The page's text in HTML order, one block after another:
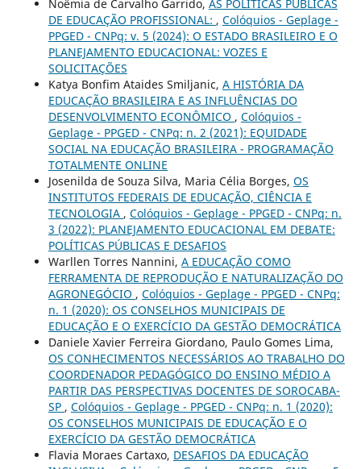
Noêmia de Carvalho Garrido, AS POLÍTICAS PÚBLICAS
DE EDUCAÇÃO PROFISSIONAL: , Colóquios - Geplage -
PPGED - CNPq: v. 5 (2024): O ESTADO BRASILEIRO E O
PLANEJAMENTO EDUCACIONAL: VOZES E
SOLICITAÇÕES
Katya Bonfim Ataides Smiljanic, A HISTÓRIA DA
EDUCAÇÃO BRASILEIRA E AS INFLUÊNCIAS DO
DESENVOLVIMENTO ECONÔMICO , Colóquios -
Geplage - PPGED - CNPq: n. 2 (2021): EQUIDADE
SOCIAL NA EDUCAÇÃO BRASILEIRA - PROGRAMAÇÃO
TOTALMENTE ONLINE
Josenilda de Souza Silva, Maria Célia Borges, OS
INSTITUTOS FEDERAIS DE EDUCAÇÃO, CIÊNCIA E
TECNOLOGIA , Colóquios - Geplage - PPGED - CNPq: n.
3 (2022): PLANEJAMENTO EDUCACIONAL EM DEBATE:
POLÍTICAS PÚBLICAS E DESAFIOS
Warllen Torres Nannini, A EDUCAÇÃO COMO
FERRAMENTA DE REPRODUÇÃO E NATURALIZAÇÃO DO
AGRONEGÓCIO , Colóquios - Geplage - PPGED - CNPq:
n. 1 (2020): OS CONSELHOS MUNICIPAIS DE
EDUCAÇÃO E O EXERCÍCIO DA GESTÃO DEMOCRÁTICA
Daniele Xavier Ferreira Giordano, Paulo Gomes Lima,
OS CONHECIMENTOS NECESSÁRIOS AO TRABALHO DO
COORDENADOR PEDAGÓGICO DO ENSINO MÉDIO A
PARTIR DAS PERSPECTIVAS DOCENTES DE SOROCABA-
SP , Colóquios - Geplage - PPGED - CNPq: n. 1 (2020):
OS CONSELHOS MUNICIPAIS DE EDUCAÇÃO E O
EXERCÍCIO DA GESTÃO DEMOCRÁTICA
Flavia Moraes Cartaxo, DESAFIOS DA EDUCAÇÃO